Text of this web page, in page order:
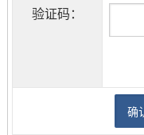
验证码：